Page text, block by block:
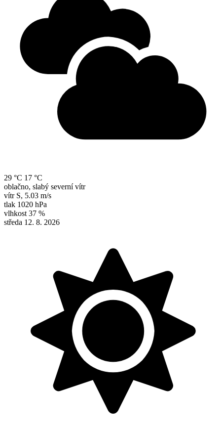
29 °C 17 °C
oblačno, slabý severní vítr
vítr S, 5.03 m/s
tlak 1020 hPa
vlhkost 37 %
středa 12. 8. 2026